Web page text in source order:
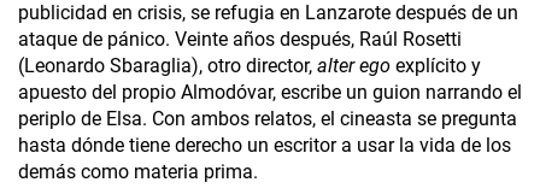
publicidad en crisis, se refugia en Lanzarote después de un
ataque de pánico. Veinte años después, Raúl Rosetti
(Leonardo Sbaraglia), otro director, alter ego explícito y
apuesto del propio Almodóvar, escribe un guion narrando el
periplo de Elsa. Con ambos relatos, el cineasta se pregunta
hasta dónde tiene derecho un escritor a usar la vida de los
demás como materia prima.